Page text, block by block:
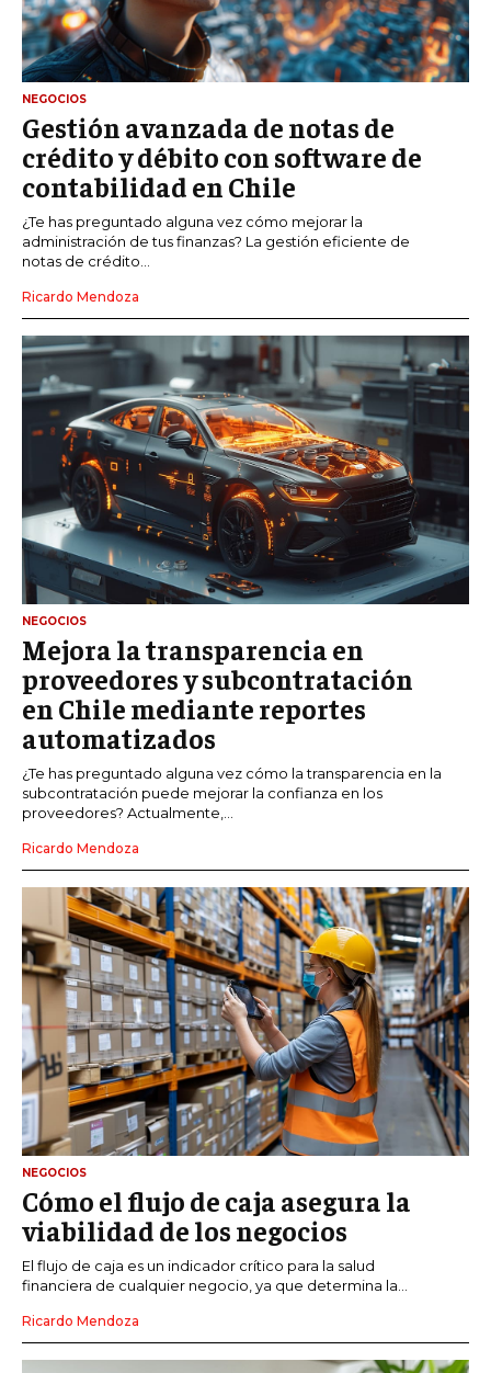
NEGOCIOS
Gestión avanzada de notas de
crédito y débito con software de
contabilidad en Chile
¿Te has preguntado alguna vez cómo mejorar la
administración de tus finanzas? La gestión eficiente de
notas de crédito...
Ricardo Mendoza
NEGOCIOS
Mejora la transparencia en
proveedores y subcontratación
en Chile mediante reportes
automatizados
¿Te has preguntado alguna vez cómo la transparencia en la
subcontratación puede mejorar la confianza en los
proveedores? Actualmente,...
Ricardo Mendoza
NEGOCIOS
Cómo el flujo de caja asegura la
viabilidad de los negocios
El flujo de caja es un indicador crítico para la salud
financiera de cualquier negocio, ya que determina la...
Ricardo Mendoza